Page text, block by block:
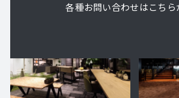
各種お問い合わせはこちら